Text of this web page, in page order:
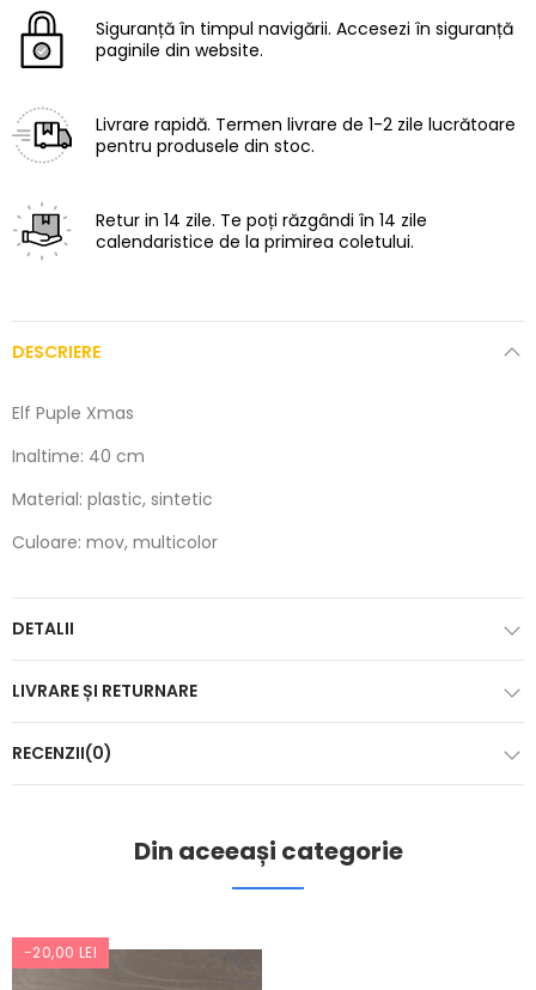
Siguranță în timpul navigării. Accesezi în siguranță
paginile din website.
Livrare rapidă. Termen livrare de 1-2 zile lucrătoare
pentru produsele din stoc.
Retur in 14 zile. Te poți răzgândi în 14 zile
calendaristice de la primirea coletului.
DESCRIERE
Elf Puple Xmas
Inaltime: 40 cm
Material: plastic, sintetic
Culoare: mov, multicolor
DETALII
LIVRARE ȘI RETURNARE
RECENZII(0)
Din aceeași categorie
-20,00 LEI